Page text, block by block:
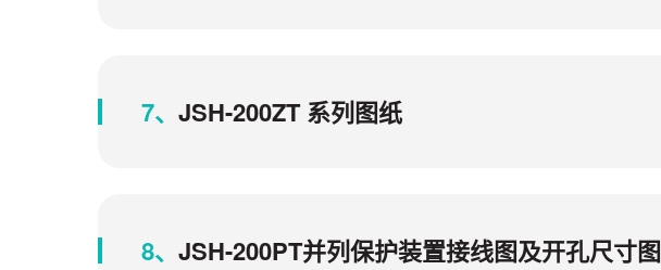
7、 JSH-200ZT 系列图纸
8、 JSH-200PT并列保护装置接线图及开孔尺寸图